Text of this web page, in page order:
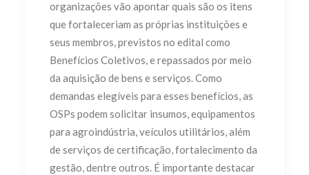
organizações vão apontar quais são os itens
que fortaleceriam as próprias instituições e
seus membros, previstos no edital como
Benefícios Coletivos, e repassados por meio
da aquisição de bens e serviços. Como
demandas elegíveis para esses benefícios, as
OSPs podem solicitar insumos, equipamentos
para agroindústria, veículos utilitários, além
de serviços de certificação, fortalecimento da
gestão, dentre outros. É importante destacar